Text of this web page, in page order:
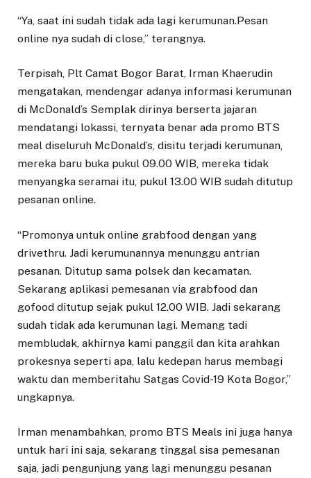
“Ya, saat ini sudah tidak ada lagi kerumunan.Pesan
online nya sudah di close,” terangnya.
Terpisah, Plt Camat Bogor Barat, Irman Khaerudin
mengatakan, mendengar adanya informasi kerumunan
di McDonald’s Semplak dirinya berserta jajaran
mendatangi lokassi, ternyata benar ada promo BTS
meal diseluruh McDonald’s, disitu terjadi kerumunan,
mereka baru buka pukul 09.00 WIB, mereka tidak
menyangka seramai itu, pukul 13.00 WIB sudah ditutup
pesanan online.
“Promonya untuk online grabfood dengan yang
drivethru. Jadi kerumunannya menunggu antrian
pesanan. Ditutup sama polsek dan kecamatan.
Sekarang aplikasi pemesanan via grabfood dan
gofood ditutup sejak pukul 12.00 WIB. Jadi sekarang
sudah tidak ada kerumunan lagi. Memang tadi
membludak, akhirnya kami panggil dan kita arahkan
prokesnya seperti apa, lalu kedepan harus membagi
waktu dan memberitahu Satgas Covid-19 Kota Bogor,”
ungkapnya.
Irman menambahkan, promo BTS Meals ini juga hanya
untuk hari ini saja, sekarang tinggal sisa pemesanan
saja, jadi pengunjung yang lagi menunggu pesanan